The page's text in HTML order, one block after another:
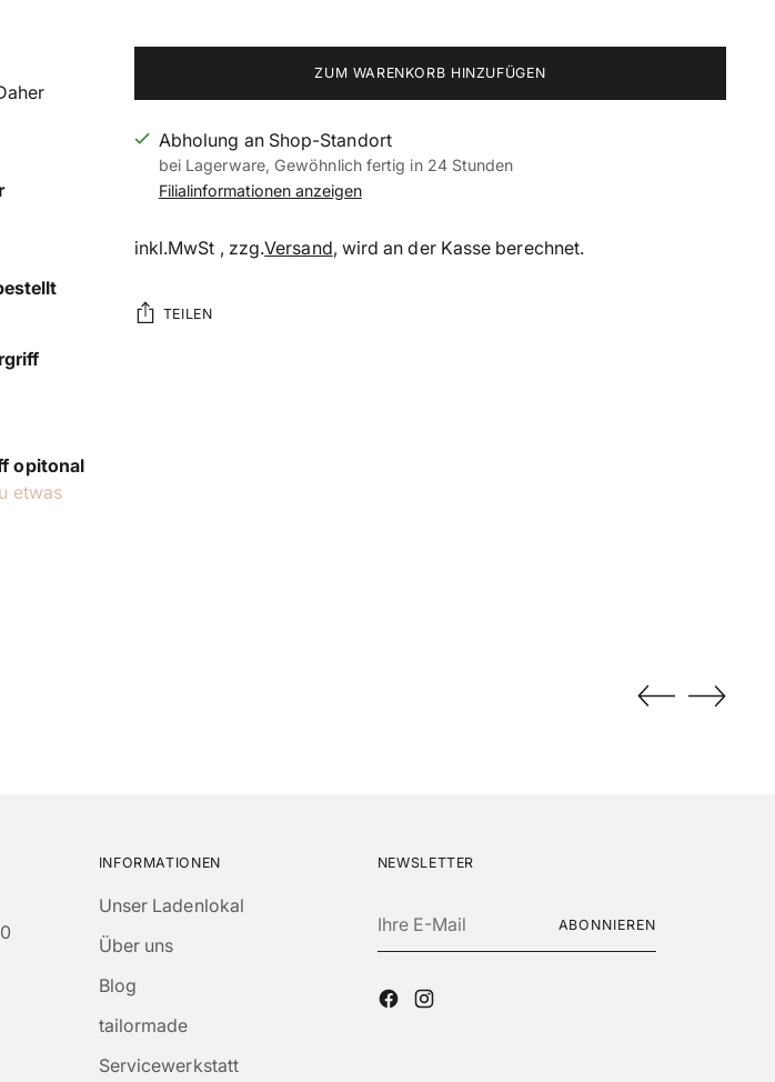
opitonal
etwas
ZUM WARENKORB HINZUFÜGEN
Abholung an Shop-Standort
bei Lagerware, Gewöhnlich fertig in 24 Stunden
Filialinformationen anzeigen
inkl.MwSt , zzg.Versand, wird an der Kasse berechnet.
TEILEN
INFORMATIONEN
Unser Ladenlokal
Über uns
Blog
tailormade
Servicewerkstatt
NEWSLETTER
E-
ABONNIEREN